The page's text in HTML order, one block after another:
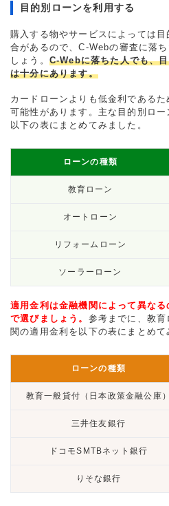
目的別ローンを利用する
購入する物やサービスによっては
合があるので、C-Webの審査に落
しょう。 C-Webに落ちた人でも、
は十分にあります。
カードローンよりも低金利である
可能性があります。主な目的別ロー
以下の表にまとめてみました。
ローンの種類
教育ローン
オートローン
リフォームローン
ソーラーローン
適用金利は金融機関によって異な
で選びましょう。 参考までに、教
関の適用金利を以下の表にまとめて
ローンの種類
教育一般貸付（日本政策金融公庫）
三井住友銀行
ドコモSMTBネット銀行
りそな銀行